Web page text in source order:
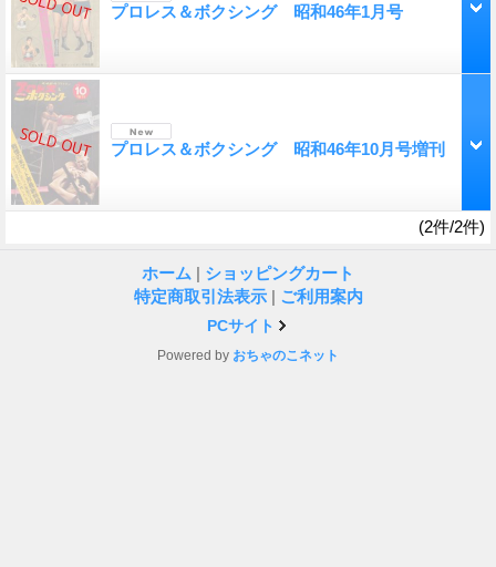
プロレス＆ボクシング 昭和46年1月号
プロレス＆ボクシング 昭和46年10月号増刊
(2件/2件)
ホーム | ショッピングカート
特定商取引法表示 | ご利用案内
PCサイト
Powered by おちゃのこネット